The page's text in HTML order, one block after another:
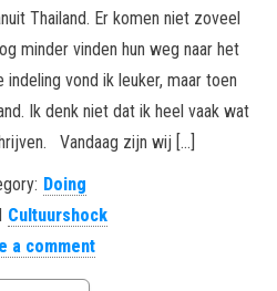
Thailand. Er komen niet zoveel
minder vinden hun weg naar het
vond ik leuker, maar toen
Ik denk niet dat ik heel vaak wat
Vandaag zijn wij […]
Doing
Cultuurshock
a comment